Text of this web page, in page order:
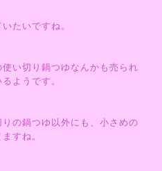
たいですね。
い切り鍋つゆなんかも売られ
ようです。
の鍋つゆ以外にも、小さめの
すね。